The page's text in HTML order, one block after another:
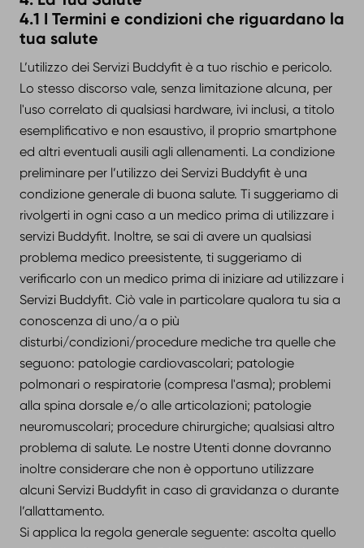
4.1 I Termini e condizioni che riguardano la
tua salute
L’utilizzo dei Servizi Buddyfit è a tuo rischio e pericolo.
Lo stesso discorso vale, senza limitazione alcuna, per
l'uso correlato di qualsiasi hardware, ivi inclusi, a titolo
esemplificativo e non esaustivo, il proprio smartphone
ed altri eventuali ausili agli allenamenti. La condizione
preliminare per l’utilizzo dei Servizi Buddyfit è una
condizione generale di buona salute. Ti suggeriamo di
rivolgerti in ogni caso a un medico prima di utilizzare i
servizi Buddyfit. Inoltre, se sai di avere un qualsiasi
problema medico preesistente, ti suggeriamo di
verificarlo con un medico prima di iniziare ad utilizzare i
Servizi Buddyfit. Ciò vale in particolare qualora tu sia a
conoscenza di uno/a o più
disturbi/condizioni/procedure mediche tra quelle che
seguono: patologie cardiovascolari; patologie
polmonari o respiratorie (compresa l'asma); problemi
alla spina dorsale e/o alle articolazioni; patologie
neuromuscolari; procedure chirurgiche; qualsiasi altro
problema di salute. Le nostre Utenti donne dovranno
inoltre considerare che non è opportuno utilizzare
alcuni Servizi Buddyfit in caso di gravidanza o durante
l’allattamento.
Si applica la regola generale seguente: ascolta quello